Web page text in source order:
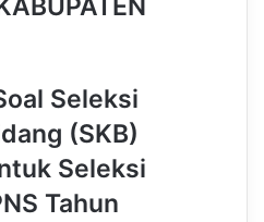
Seleksi
(SKB)
Seleksi
Tahun